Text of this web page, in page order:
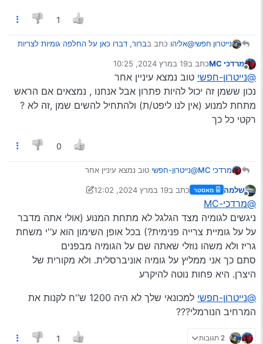
1
נייטרון חפשי@אליהו כתב בברור, דברו כאן על החלפה גומיות לצריות
הקונוס לא עובד מי שרוצה אתו יכול לקבל את שלי
במתנה
צריך לשמן אותו ואז להחליק עליו את הגומי.
המכונאי שלי אמר לי ששנים רבות זה היה הכלי שלו…
מרדכי MC כתב ב19 במרץ 2024, 10:25
נערך לאחרונה על ידי
@נייטרון-חפשי טוב נמצא עיניין אחר
נכון ששמן זה יכול להיות פתרון אבל אנחנו , נמצאים אם הראש
מתחת למנוע (אין לנו ליפט/ת) ולהתחיל להשים שמן ,זה לא ?
רקטי כל כך
0
מרדכי MC @נייטרון-חפשי טוב נמצא עיניין אחר
הראש מתחת למנוע (אין לנו ליפט/ת) ולהתחיל להשים שמן
מנותק
שלמה מאסטר כתב ב19 במרץ 2024, 12:02
נערך לאחרונה על ידי שלמה
@מרדכי-MC
ניגשים לגומיה מצד הגלגל לא מתחת המנוע (אולי אתה מדבר
על על גומיית צרייה פנימית?) בכל אופן השימון הוא ע’'י משחת
גריז ולא משהו נוזלי שאתה שם על הגומיה מבפנים
סתם כך אני ממליץ על גומיה אוניברסלית. ולא מקורית של
היצרן. היא פחות נוטה להיקרע
@נייטרון-חפשי
למכונאי שלך לא היה 1200 ש’'ח לקנות את
המרחיב הנורמלי???
2 תגובות 1